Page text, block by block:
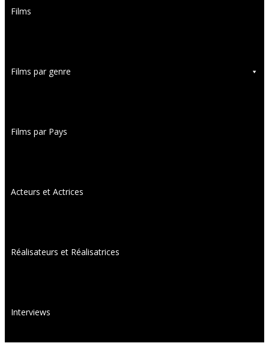
Films
Films par genre
Films par Pays
Acteurs et Actrices
Réalisateurs et Réalisatrices
Interviews